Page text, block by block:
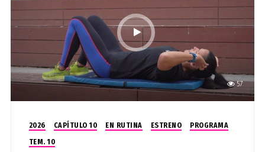
57
2026 CAPÍTULO 10 EN RUTINA ESTRENO
PROGRAMA
TEM. 10